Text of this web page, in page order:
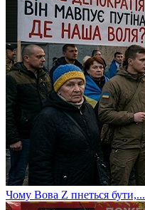
​Чому Вова Z пнеться бути,...